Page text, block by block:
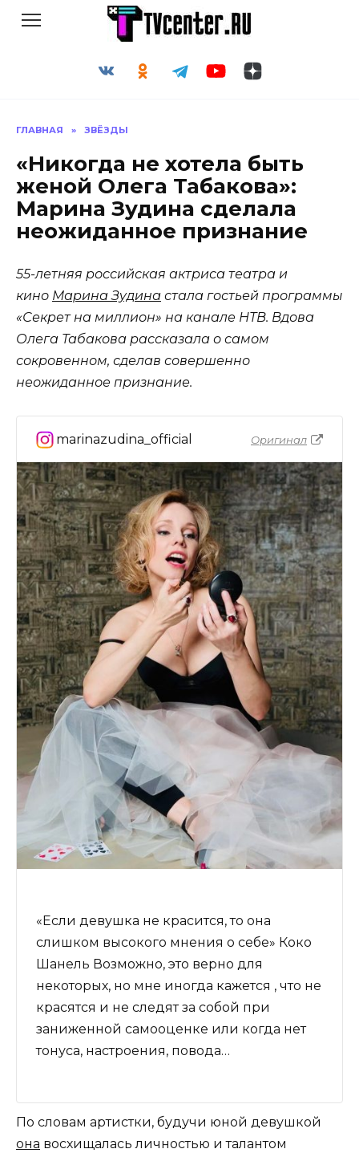
ГЛАВНАЯ » ЗВЁЗДЫ
«Никогда не хотела быть
женой Олега Табакова»:
Марина Зудина сделала
неожиданное признание
55-летняя российская актриса театра и
кино Марина Зудина стала гостьей программы
«Секрет на миллион» на канале НТВ. Вдова
Олега Табакова рассказала о самом
сокровенном, сделав совершенно
неожиданное признание.
«Если девушка не красится, то она
слишком высокого мнения о себе» Коко
Шанель Возможно, это верно для
некоторых, но мне иногда кажется , что не
красятся и не следят за собой при
заниженной самооценке или когда нет
тонуса, настроения, повода…
Оригинал
marinazudina_official
По словам артистки, будучи юной девушкой
она восхищалась личностью и талантом